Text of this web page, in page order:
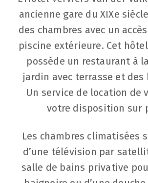
ancienne gare du XIXe
des chambres avec un
piscine extérieure. Cet
possède un restaurant à
jardin avec terrasse et des
Un service de location de
votre disposition sur
Les chambres climatisées
d’une télévision par
salle de bains privative